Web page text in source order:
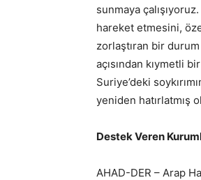
sunmaya
hareket etmesini,
zorlaştıran bir
açısından kıymetli
Suriye’deki
yeniden hatırlatmış
Destek Veren
AHAD-DER – Arap